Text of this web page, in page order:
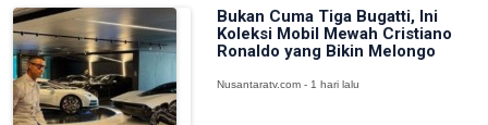
Bukan Cuma Tiga Bugatti, Ini
Koleksi Mobil Mewah Cristiano
Ronaldo yang Bikin Melongo
Nusantaratv.com - 1 hari lalu